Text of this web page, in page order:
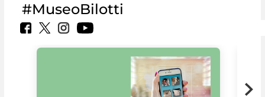
#MuseoBilotti